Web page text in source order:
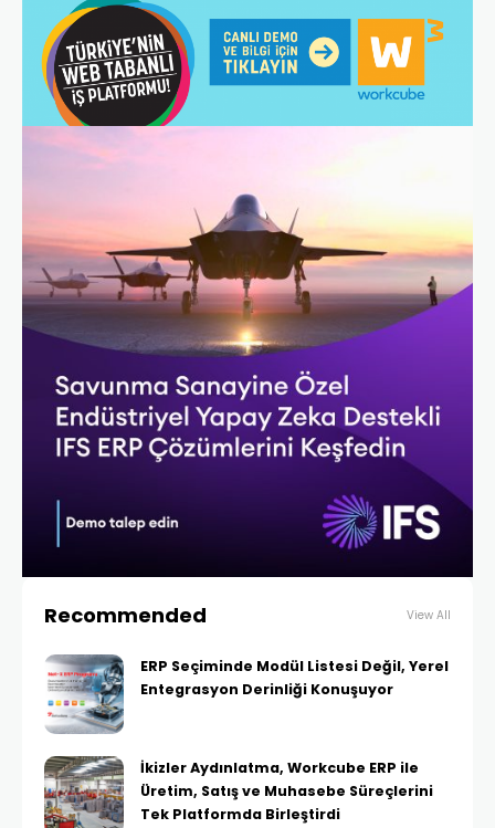
Recommended View All
ERP Seçiminde Modül Listesi Değil, Yerel
Entegrasyon Derinliği Konuşuyor
İkizler Aydınlatma, Workcube ERP ile
Üretim, Satış ve Muhasebe Süreçlerini
Tek Platformda Birleştirdi